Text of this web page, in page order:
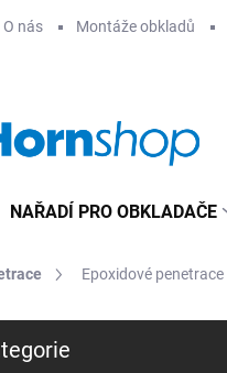
O nás Montáže obkladů
NAŘADÍ PRO OBKLADAČE
Epoxidové penetrace